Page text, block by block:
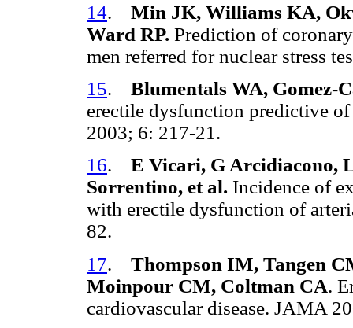
14. Min JK, Williams KA,
Ward RP. Prediction of
men referred for nuclear stress
15. Blumentals WA, Gomez-
erectile dysfunction predictive
2003; 6: 217-21.
16. E Vicari, G Arcidiacono,
Sorrentino, et al. Incidence of
with erectile dysfunction of
82.
17. Thompson IM, Tangen
Moinpour CM, Coltman CA.
cardiovascular disease. JAMA